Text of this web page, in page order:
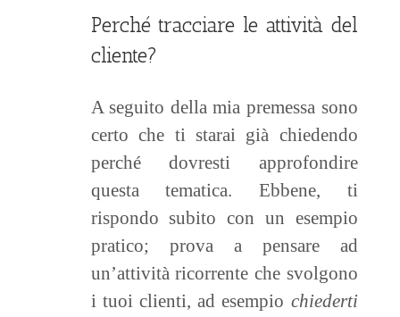
Perché tracciare le attività del
cliente?
A seguito della mia premessa sono
certo che ti starai già chiedendo
perché dovresti approfondire
questa tematica. Ebbene, ti
rispondo subito con un esempio
pratico; prova a pensare ad
un’attività ricorrente che svolgono
i tuoi clienti, ad esempio chiederti